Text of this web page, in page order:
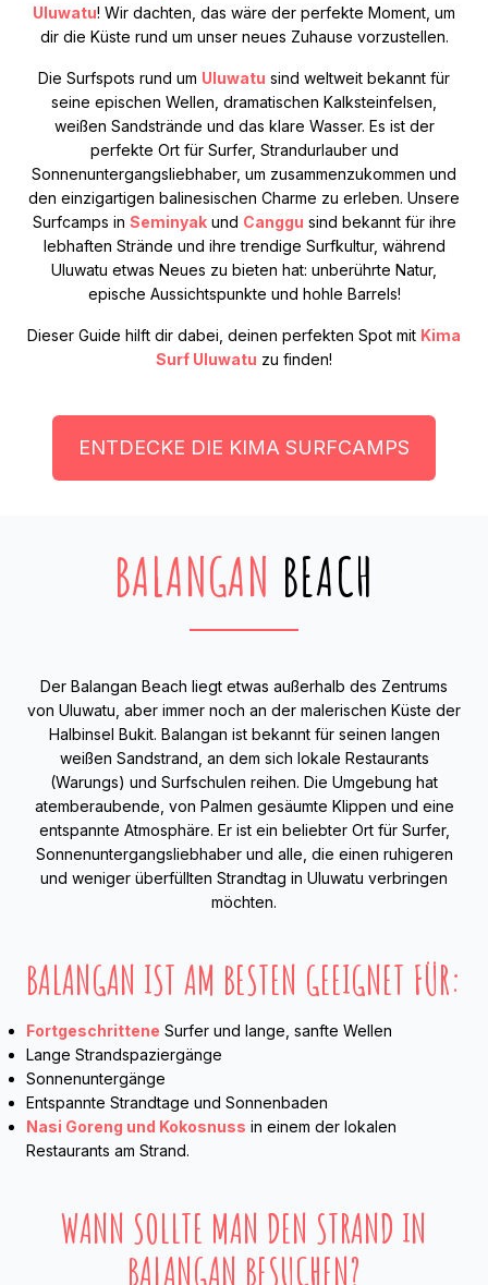
Uluwatu! Wir dachten, das wäre der perfekte Moment, um
dir die Küste rund um unser neues Zuhause vorzustellen.
Die Surfspots rund um Uluwatu sind weltweit bekannt für
seine epischen Wellen, dramatischen Kalksteinfelsen,
weißen Sandstrände und das klare Wasser. Es ist der
perfekte Ort für Surfer, Strandurlauber und
Sonnenuntergangsliebhaber, um zusammenzukommen und
den einzigartigen balinesischen Charme zu erleben. Unsere
Surfcamps in Seminyakund Canggu sind bekannt für ihre
lebhaften Strände und ihre trendige Surfkultur, während
Uluwatu etwas Neues zu bieten hat: unberührte Natur,
epische Aussichtspunkte und hohle Barrels!
Dieser Guide hilft dir dabei, deinen perfekten Spot mit Kima
Surf Uluwatu zu finden!
ENTDECKE DIE KIMA SURFCAMPS
BALANGAN BEACH
Der Balangan Beach liegt etwas außerhalb des Zentrums
von Uluwatu, aber immer noch an der malerischen Küste der
Halbinsel Bukit. Balangan ist bekannt für seinen langen
weißen Sandstrand, an dem sich lokale Restaurants
(Warungs) und Surfschulen reihen. Die Umgebung hat
atemberaubende, von Palmen gesäumte Klippen und eine
entspannte Atmosphäre. Er ist ein beliebter Ort für Surfer,
Sonnenuntergangsliebhaber und alle, die einen ruhigeren
und weniger überfüllten Strandtag in Uluwatu verbringen
möchten.
BALANGAN IST AM BESTEN GEEIGNET FÜR:
Fortgeschrittene Surfer und lange, sanfte Wellen
Lange Strandspaziergänge
Sonnenuntergänge
Entspannte Strandtage und Sonnenbaden
Nasi Goreng und Kokosnuss in einem der lokalen
Restaurants am Strand.
WANN SOLLTE MAN DEN STRAND IN
BALANGAN BESUCHEN?